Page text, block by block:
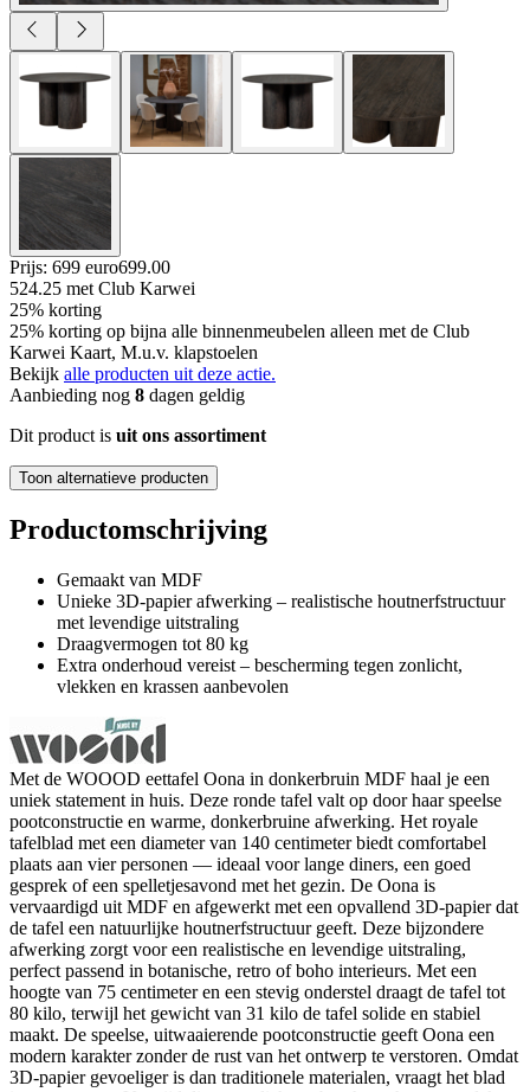
Prijs: 699 euro699.00
524.25 met Club Karwei
25% korting
25% korting op bijna alle binnenmeubelen alleen met de Club
Karwei Kaart, M.u.v. klapstoelen
Bekijk alle producten uit deze actie.
Aanbieding nog 8 dagen geldig
Dit product is uit ons assortiment
Toon alternatieve producten
Productomschrijving
Gemaakt van MDF
Unieke 3D-papier afwerking – realistische houtnerfstructuur
met levendige uitstraling
Draagvermogen tot 80 kg
Extra onderhoud vereist – bescherming tegen zonlicht,
vlekken en krassen aanbevolen
Met de WOOOD eettafel Oona in donkerbruin MDF haal je een
uniek statement in huis. Deze ronde tafel valt op door haar speelse
pootconstructie en warme, donkerbruine afwerking. Het royale
tafelblad met een diameter van 140 centimeter biedt comfortabel
plaats aan vier personen — ideaal voor lange diners, een goed
gesprek of een spelletjesavond met het gezin. De Oona is
vervaardigd uit MDF en afgewerkt met een opvallend 3D-papier dat
de tafel een natuurlijke houtnerfstructuur geeft. Deze bijzondere
afwerking zorgt voor een realistische en levendige uitstraling,
perfect passend in botanische, retro of boho interieurs. Met een
hoogte van 75 centimeter en een stevig onderstel draagt de tafel tot
80 kilo, terwijl het gewicht van 31 kilo de tafel solide en stabiel
maakt. De speelse, uitwaaierende pootconstructie geeft Oona een
modern karakter zonder de rust van het ontwerp te verstoren. Omdat
3D-papier gevoeliger is dan traditionele materialen, vraagt het blad